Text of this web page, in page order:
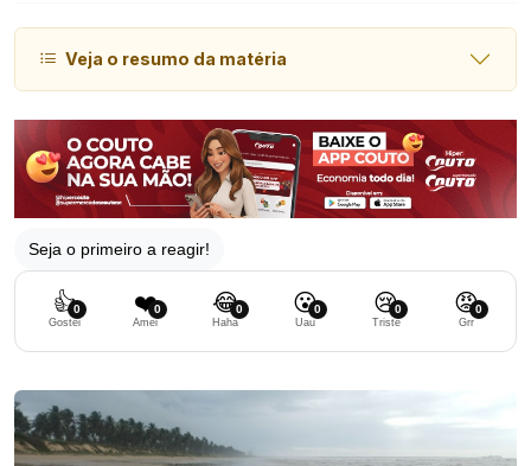
Veja o resumo da matéria
Seja o primeiro a reagir!
👍0
Gostei
❤️0
Amei
😂0
Haha
😮0
Uau
😢0
Triste
😡0
Grr